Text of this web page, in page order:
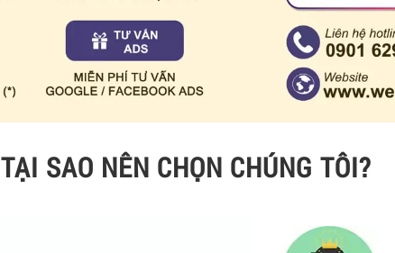
TẠI SAO NÊN CHỌN CHÚNG TÔI?